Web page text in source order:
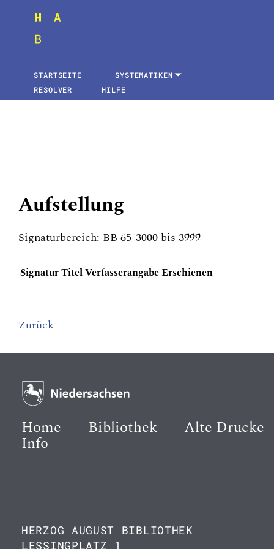
STARTSEITE
SYSTEMATIKEN
RESOLVER
HILFE
Aufstellung
Signaturbereich: BB 65-3000 bis 3999
SignaturTitelVerfasserangabeErschienen
Zurück
Home Bibliothek Alte Drucke
Info
HERZOG AUGUST BIBLIOTHEK
LESSINGPLATZ 1